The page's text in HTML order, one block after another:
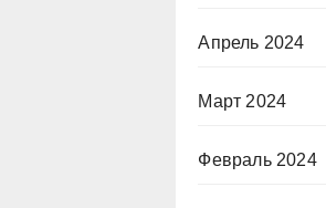
Апрель 2024
Март 2024
Февраль 2024